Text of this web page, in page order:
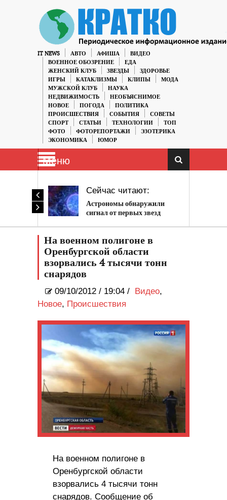
IT NEWS АВТО АФИША
ВИДЕО
ВОЕННОЕ ОБОЗРЕНИЕ
ЕДА
ЖЕНСКИЙ КЛУБ
ЗВЕЗДЫ
ЗДОРОВЬЕ
ИГРЫ
КАТАКЛИЗМЫ КЛИПЫ
МОДА
МУЖСКОЙ КЛУБ
НАУКА
НЕДВИЖИМОСТЬ
НЕОБЪЯСНИМОЕ
НОВОЕ
ПОГОДА
ПОЛИТИКА
ПРОИСШЕСТВИЯ
СОБЫТИЯ
СОВЕТЫ
СПОРТ
СТАТЬИ ТЕХНОЛОГИИ
ТОП
ФОТО
ФОТОРЕПОРТАЖИ
ЭЗОТЕРИКА
ЭКОНОМИКА
ЮМОР
Меню
Сейчас читают:
Астрономы обнаружили
сигнал от первых звезд
На военном полигоне в
Оренбургской области
взорвались 4 тысячи тонн
снарядов
09/10/2012 / 19:04 / Видео,
Новое, Происшествия
На военном полигоне в
Оренбургской области
взорвались 4 тысячи тонн
снарядов. Сообщение об